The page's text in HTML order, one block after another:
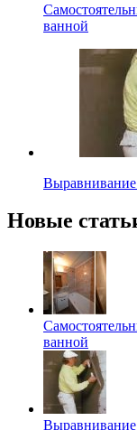
ванной
Новые
ванной